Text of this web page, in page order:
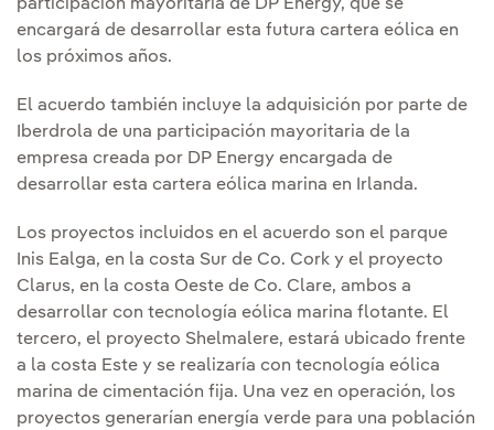
participación mayoritaria de DP Energy, que se
encargará de desarrollar esta futura cartera eólica en
los próximos años.
El acuerdo también incluye la adquisición por parte de
Iberdrola de una participación mayoritaria de la
empresa creada por DP Energy encargada de
desarrollar esta cartera eólica marina en Irlanda.
Los proyectos incluidos en el acuerdo son el parque
Inis Ealga, en la costa Sur de Co. Cork y el proyecto
Clarus, en la costa Oeste de Co. Clare, ambos a
desarrollar con tecnología eólica marina flotante. El
tercero, el proyecto Shelmalere, estará ubicado frente
a la costa Este y se realizaría con tecnología eólica
marina de cimentación fija. Una vez en operación, los
proyectos generarían energía verde para una población